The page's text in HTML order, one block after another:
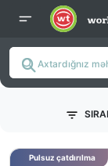
Pulsuz çatdırılma